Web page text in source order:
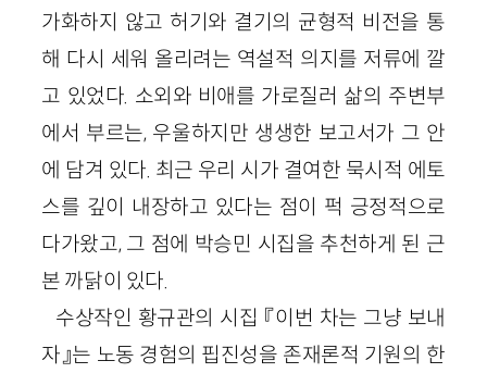
가화하지 않고 허기와 결기의 균형적 비전을 통
해 다시 세워 올리려는 역설적 의지를 저류에 깔
고 있었다. 소외와 비애를 가로질러 삶의 주변부
에서 부르는, 우울하지만 생생한 보고서가 그 안
에 담겨 있다. 최근 우리 시가 결여한 묵시적 에토
스를 깊이 내장하고 있다는 점이 퍽 긍정적으로
다가왔고, 그 점에 박승민 시집을 추천하게 된 근
본 까닭이 있다.
수상작인 황규관의 시집 『이번 차는 그냥 보내
자』는 노동 경험의 핍진성을 존재론적 기원의 한